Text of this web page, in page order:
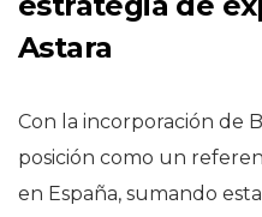
Astara
Con la incorporación de
posición como un
en España, sumando